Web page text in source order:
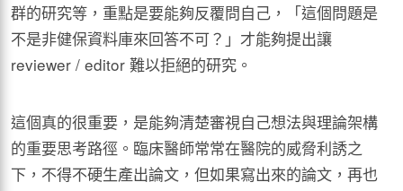
群的研究等，重點是要能夠反覆問自己，「這個問題是
不是非健保資料庫來回答不可？」才能夠提出讓
reviewer / editor 難以拒絕的研究。
這個真的很重要，是能夠清楚審視自己想法與理論架構
的重要思考路徑。臨床醫師常常在醫院的威脅利誘之
下，不得不硬生產出論文，但如果寫出來的論文，再也